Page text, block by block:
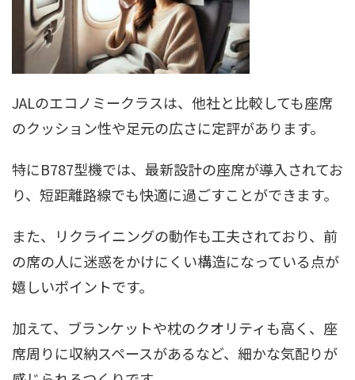
JALのエコノミークラスは、他社と比較しても座席
のクッション性や足元の広さに定評があります。
特にB787型機では、最新設計の座席が導入されてお
り、短距離路線でも快適に過ごすことができます。
また、リクライニングの動作も工夫されており、前
の席の人に迷惑をかけにくい構造になっている点が
嬉しいポイントです。
加えて、ブランケットや枕のクオリティも高く、座
席周りに収納スペースがあるなど、細かな気配りが